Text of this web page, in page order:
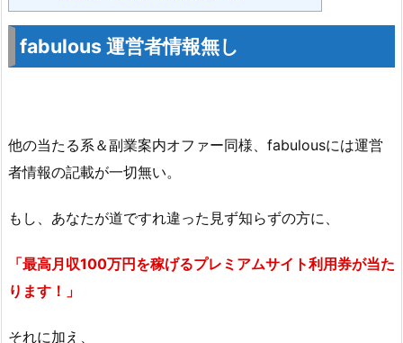
fabulous 運営者情報無し
他の当たる系＆副業案内オファー同様、fabulousには運営
者情報の記載が一切無い。
もし、あなたが道ですれ違った見ず知らずの方に、
「最高月収100万円を稼げるプレミアムサイト利用券が当た
ります！」
それに加え、